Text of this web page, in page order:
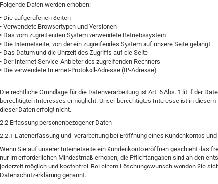
Folgende Daten werden erhoben:
• Die aufgerufenen Seiten
• Verwendete Browsertypen und Versionen
• Das vom zugreifenden System verwendete Betriebssystem
• Die Internetseite, von der ein zugreifendes System auf unsere Seite gelangt
• Das Datum und die Uhrzeit des Zugriffs auf die Seite
• Der Internet-Service-Anbieter des zugreifenden Rechners
• Die verwendete Internet-Protokoll-Adresse (IP-Adresse)
Die rechtliche Grundlage für die Datenverarbeitung ist Art. 6 Abs. 1 lit. f der
berechtigten Interesses ermöglicht. Unser berechtigtes Interesse ist in
dieser Daten erfolgt nicht.
2.2 Erfassung personenbezogener Daten
2.2.1 Datenerfassung und -verarbeitung bei Eröffnung eines Kundenkontos
Wenn Sie auf unserer Internetseite ein Kundenkonto eröffnen geschieht das
nur im erforderlichen Mindestmaß erhoben, die Pflichtangaben sind an den
jederzeit möglich und kostenfrei. Bei einem Löschungswunsch wenden Sie
Datenschutzerklärung genannt.